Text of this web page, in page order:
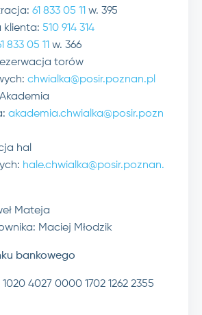
61 833 05 11 w. 395
klienta: 510 914 314
833 05 11 w. 366
torów
chwialka@posir.poznan.pl
akademia.chwialka@posir.pozn
hal
hale.chwialka@posir.poznan.
Mateja
Maciej Młodzik
bankowego
1020 4027 0000 1702 1262 2355